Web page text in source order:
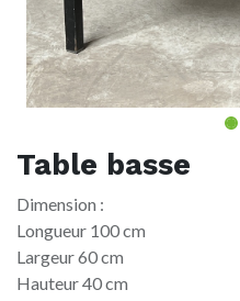
Table basse
Dimension :
Longueur 100 cm
Largeur 60 cm
Hauteur 40 cm